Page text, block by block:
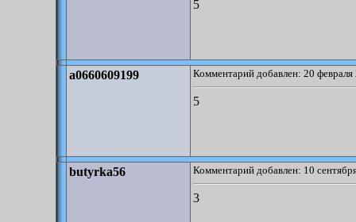
5
a0660609199 Комментарий добавлен: 20
5
butyrka56 Комментарий добавлен: 10
3